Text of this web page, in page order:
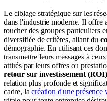
Le ciblage stratégique sur les
dans l'industrie moderne. Il offre
toucher des groupes particuliers
diversifiée de critères, allant du
démographie. En utilisant ces
transmettre leurs messages à
attirés par leurs offres ou
retour sur investissement (ROI)
relation plus profonde et
cadre, la création d'une présence